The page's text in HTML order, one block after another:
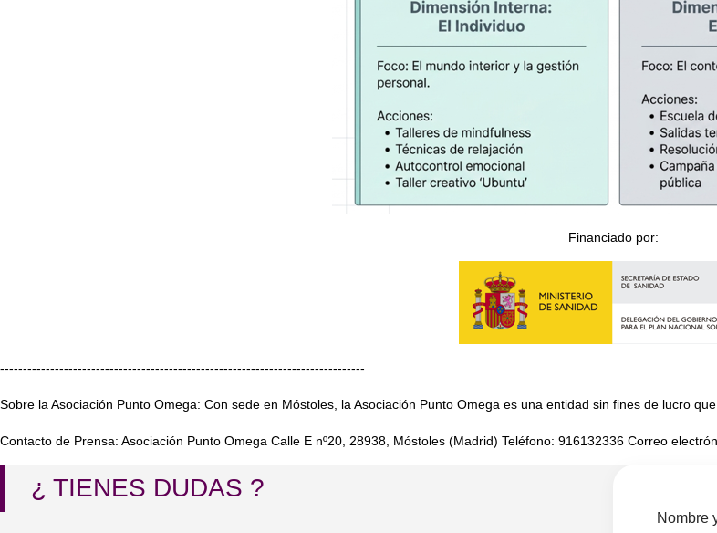
Financiado por:
--------------------------------------------------------------------------------
Sobre la Asociación Punto Omega: Con sede en Móstoles, la Asociación Punto Omega es una entidad sin fines de lucro
Contacto de Prensa: Asociación Punto Omega Calle E nº20, 28938, Móstoles (Madrid) Teléfono: 916132336 Correo
¿ TIENES DUDAS ?
Nombre